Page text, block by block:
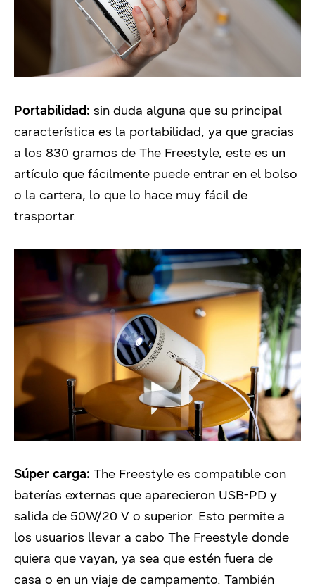
Portabilidad: sin duda alguna que su principal
característica es la portabilidad, ya que gracias
a los 830 gramos de The Freestyle, este es un
artículo que fácilmente puede entrar en el bolso
o la cartera, lo que lo hace muy fácil de
trasportar.
Súper carga: The Freestyle es compatible con
baterías externas que aparecieron USB-PD y
salida de 50W/20 V o superior. Esto permite a
los usuarios llevar a cabo The Freestyle donde
quiera que vayan, ya sea que estén fuera de
casa o en un viaje de campamento. También